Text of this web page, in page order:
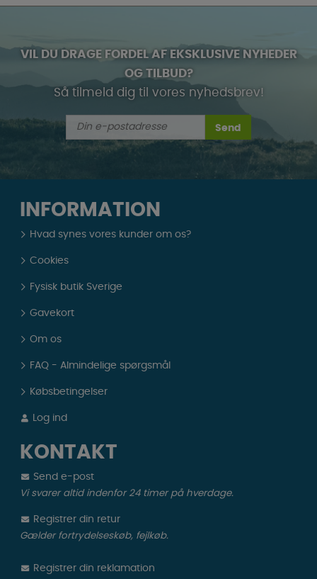
VIL DU DRAGE FORDEL AF EKSKLUSIVE NYHEDER
OG TILBUD?
Så tilmeld dig til vores nyhedsbrev!
Send
INFORMATION
Hvad synes vores kunder om os?
Cookies
Fysisk butik Sverige
Gavekort
Om os
FAQ - Almindelige spørgsmål
Købsbetingelser
Log ind
KONTAKT
Send e-post
Vi svarer altid indenfor 24 timer på hverdage.
Registrer din retur
Gælder fortrydelseskøb, fejlkøb.
Registrer din reklamation